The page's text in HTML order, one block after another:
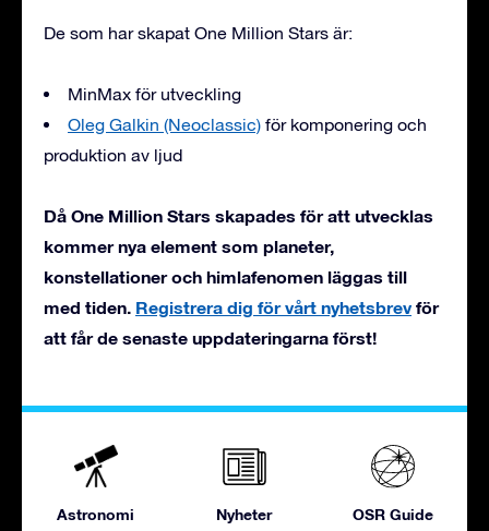
De som har skapat One Million Stars är:
MinMax för utveckling
Oleg Galkin (Neoclassic) för komponering och
produktion av ljud
Då One Million Stars skapades för att utvecklas
kommer nya element som planeter,
konstellationer och himlafenomen läggas till
med tiden. Registrera dig för vårt nyhetsbrev för
att får de senaste uppdateringarna först!
Astronomi Nyheter OSR Guide